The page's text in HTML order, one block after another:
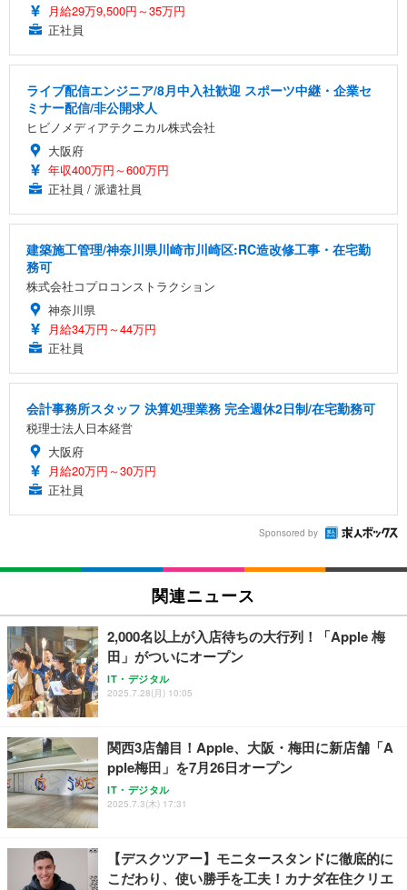
月給29万9,500円～35万円
正社員
ライブ配信エンジニア/8月中入社歓迎 スポーツ中継・企業セ
ミナー配信/非公開求人
ヒビノメディアテクニカル株式会社
大阪府
年収400万円～600万円
正社員 / 派遣社員
建築施工管理/神奈川県川崎市川崎区:RC造改修工事・在宅勤
務可
株式会社コプロコンストラクション
神奈川県
月給34万円～44万円
正社員
会計事務所スタッフ 決算処理業務 完全週休2日制/在宅勤務可
税理士法人日本経営
大阪府
月給20万円～30万円
正社員
Sponsored by
関連ニュース
2,000名以上が入店待ちの大行列！「Apple 梅
田」がついにオープン
IT・デジタル
2025.7.28(月) 10:05
関西3店舗目！Apple、大阪・梅田に新店舗「A
pple梅田」を7月26日オープン
IT・デジタル
2025.7.3(木) 17:31
【デスクツアー】モニタースタンドに徹底的に
こだわり、使い勝手を工夫！カナダ在住クリエ